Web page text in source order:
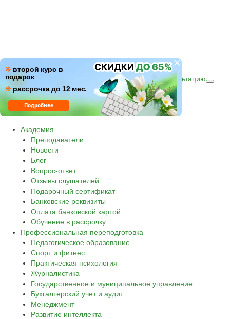
❋ второй курс в
подарок
❋ рассрочка до 12 мес.
Подробнее 8 800 500-30-45
ПН–ПТ: c 09:00 до 18:00
СБ–ВС: с 10:00 до 16:00 по (МСК)
Звонок по России бесплатный.
Получить консультацию
Академия
Преподаватели
Новости
Блог
Вопрос-ответ
Отзывы слушателей
Подарочный сертификат
Банковские реквизиты
Оплата банковской картой
Обучение в рассрочку
Профессиональная переподготовка
Педагогическое образование
Спорт и фитнес
Практическая психология
Журналистика
Государственное и муниципальное управление
Бухгалтерский учет и аудит
Менеджмент
Развитие интеллекта